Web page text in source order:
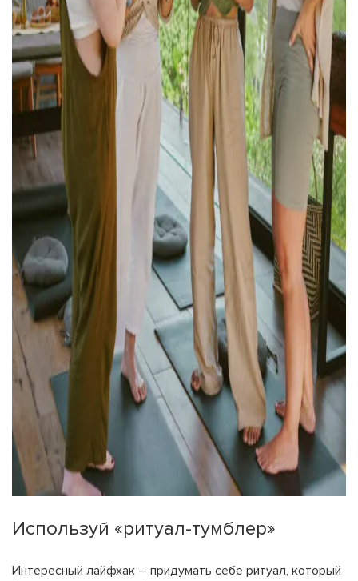
Используй «ритуал-тумблер»
Интересный лайфхак – придумать себе ритуал, который